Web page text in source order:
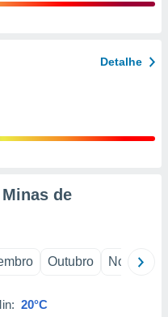
Detalhe
de
Outubro Novembro
20°C